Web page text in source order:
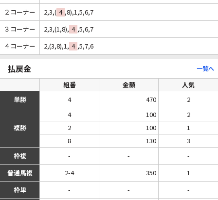
２コーナー
2,3,( 4 ,8),1,5,6,7
３コーナー
2,3,(1,8), 4 ,5,6,7
４コーナー
2,(3,8),1, 4 ,5,7,6
払戻金 一覧へ
組番 金額
人気
単勝
4 470 2
複勝
4 100
2
2
100
1
8
130
3
枠複
- -
-
普通馬複
2-4 350
1
枠単
- - -